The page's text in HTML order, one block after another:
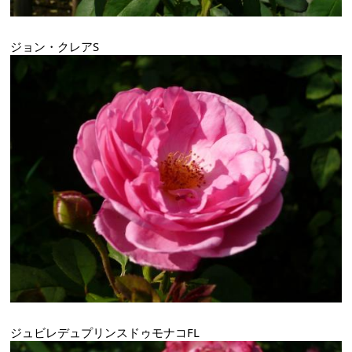
ジョン・クレアS
ジュビレデュプリンスドゥモナコFL